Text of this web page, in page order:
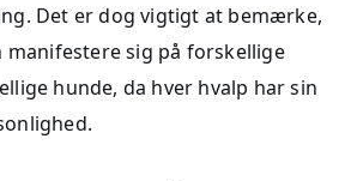
Det er dog vigtigt at bemærke,
manifestere sig på forskellige
hunde, da hver hvalp har sin